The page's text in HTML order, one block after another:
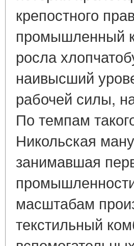
крепостного
промышленный
росла
наивысший
рабочей силы,
По темпам
Никольская
занимавшая
масштабам
текстильный